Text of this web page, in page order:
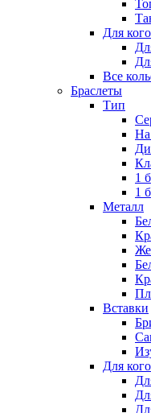
Для кого
Все
Браслеты
Тип
На
1
1
Металл
Вставки
Для кого